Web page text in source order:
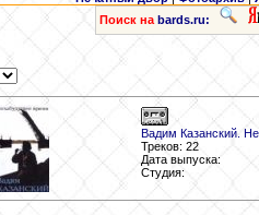
Поиск на bards.ru:
Вадим Казанский.
Треков: 22
Дата выпуска:
Студия: